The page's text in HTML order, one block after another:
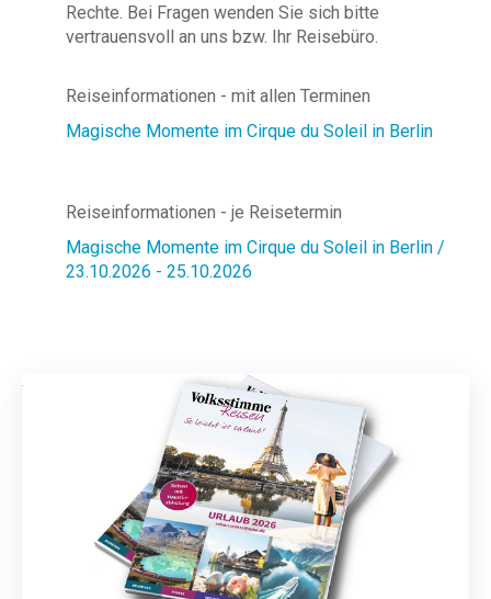
Rechte. Bei Fragen wenden Sie sich bitte
vertrauensvoll an uns bzw. Ihr Reisebüro.
Reiseinformationen - mit allen Terminen
Magische Momente im Cirque du Soleil in Berlin
Reiseinformationen - je Reisetermin
Magische Momente im Cirque du Soleil in Berlin /
23.10.2026 - 25.10.2026